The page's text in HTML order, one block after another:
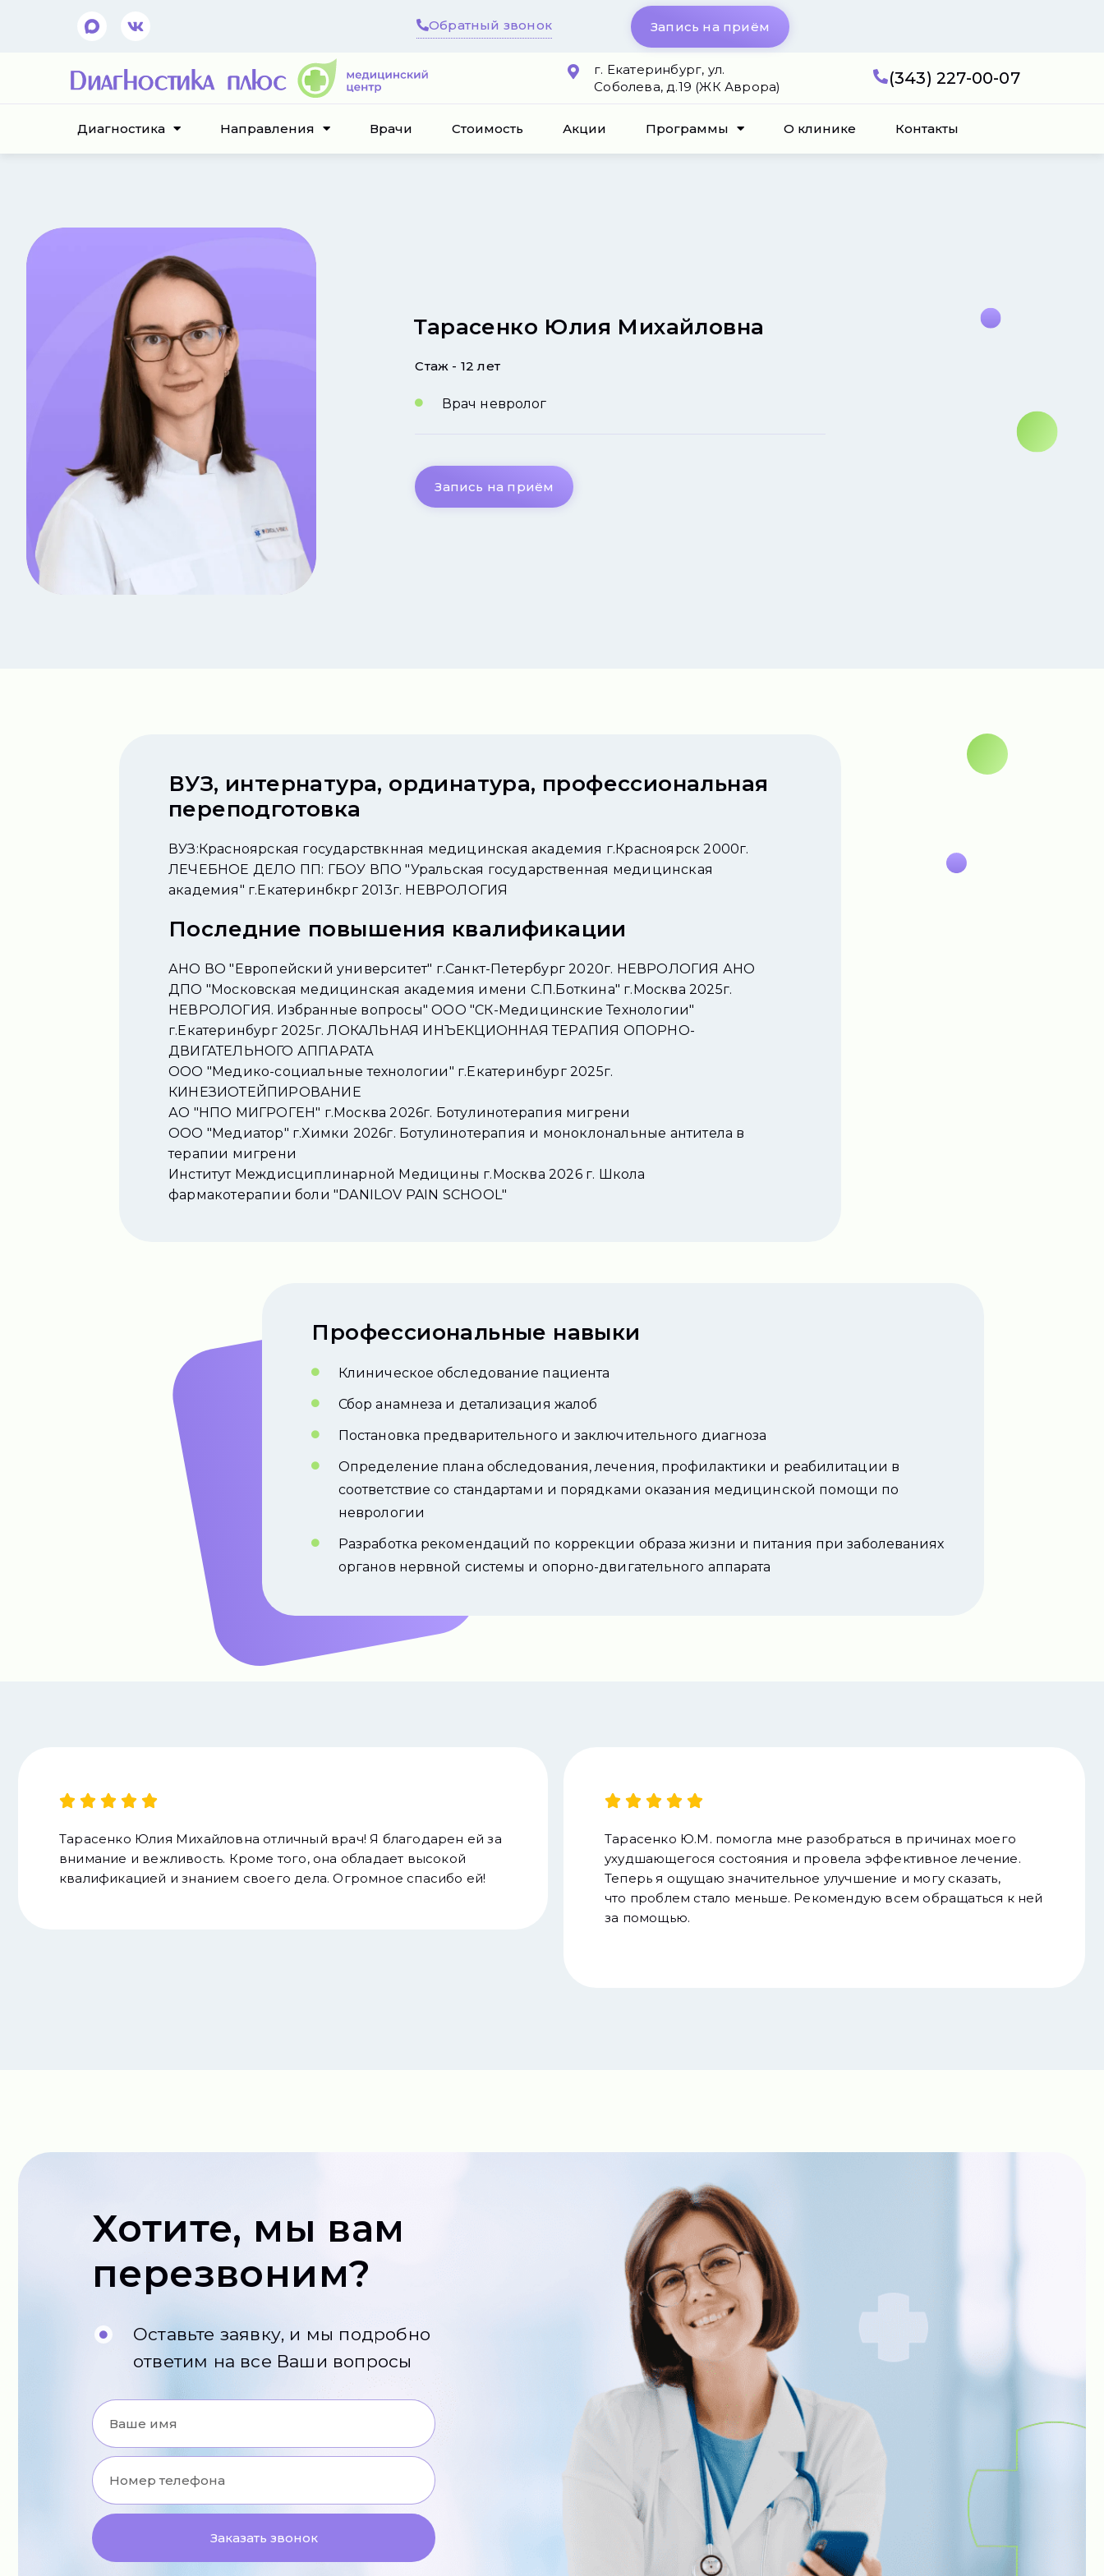
Обратный звонок Запись на приём
г. Екатеринбург, ул.
Соболева, д.19 (ЖК Аврора)
(343) 227-00-07
Диагностика Направления Врачи Стоимость Акции Программы О клинике Контакты
Тарасенко Юлия Михайловна
Стаж - 12 лет
Врач невролог
Запись на приём
ВУЗ, интернатура, ординатура, профессиональная
переподготовка
ВУЗ:Красноярская государствкнная медицинская академия г.Красноярск 2000г.
ЛЕЧЕБНОЕ ДЕЛО ПП: ГБОУ ВПО "Уральская государственная медицинская
академия" г.Екатеринбкрг 2013г. НЕВРОЛОГИЯ
Последние повышения квалификации
АНО ВО "Европейский университет" г.Санкт-Петербург 2020г. НЕВРОЛОГИЯ АНО
ДПО "Московская медицинская академия имени С.П.Боткина" г.Москва 2025г.
НЕВРОЛОГИЯ. Избранные вопросы" ООО "СК-Медицинские Технологии"
г.Екатеринбург 2025г. ЛОКАЛЬНАЯ ИНЪЕКЦИОННАЯ ТЕРАПИЯ ОПОРНО-
ДВИГАТЕЛЬНОГО АППАРАТА
ООО "Медико-социальные технологии" г.Екатеринбург 2025г.
КИНЕЗИОТЕЙПИРОВАНИЕ
АО "НПО МИГРОГЕН" г.Москва 2026г. Ботулинотерапия мигрени
ООО "Медиатор" г.Химки 2026г. Ботулинотерапия и моноклональные антитела в
терапии мигрени
Институт Междисциплинарной Медицины г.Москва 2026 г. Школа
фармакотерапии боли "DANILOV PAIN SCHOOL"
Профессиональные навыки
Клиническое обследование пациента
Сбор анамнеза и детализация жалоб
Постановка предварительного и заключительного диагноза
Определение плана обследования, лечения, профилактики и реабилитации в
соответствие со стандартами и порядками оказания медицинской помощи по
неврологии
Разработка рекомендаций по коррекции образа жизни и питания при заболеваниях
органов нервной системы и опорно-двигательного аппарата
    
Тарасенко Юлия Михайловна отличный врач! Я благодарен ей за
внимание и вежливость. Кроме того, она обладает высокой
квалификацией и знанием своего дела. Огромное спасибо ей!
    
Тарасенко Ю.М. помогла мне разобраться в причинах моего
ухудшающегося состояния и провела эффективное лечение.
Теперь я ощущаю значительное улучшение и могу сказать,
что проблем стало меньше. Рекомендую всем обращаться к ней
за помощью.
Хотите, мы вам
перезвоним?
Оставьте заявку, и мы подробно
ответим на все Ваши вопросы
Заказать звонок